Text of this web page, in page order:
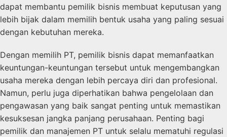
dapat membantu pemilik bisnis membuat keputusan yang
lebih bijak dalam memilih bentuk usaha yang paling sesuai
dengan kebutuhan mereka.
Dengan memilih PT, pemilik bisnis dapat memanfaatkan
keuntungan-keuntungan tersebut untuk mengembangkan
usaha mereka dengan lebih percaya diri dan profesional.
Namun, perlu juga diperhatikan bahwa pengelolaan dan
pengawasan yang baik sangat penting untuk memastikan
kesuksesan jangka panjang perusahaan. Penting bagi
pemilik dan manajemen PT untuk selalu mematuhi regulasi